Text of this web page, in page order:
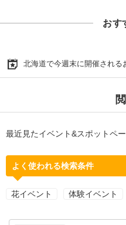
おす
北海道で今週末に開催される
最近見たイベント&スポットペー
よく使われる検索条件
花イベント 体験イベント